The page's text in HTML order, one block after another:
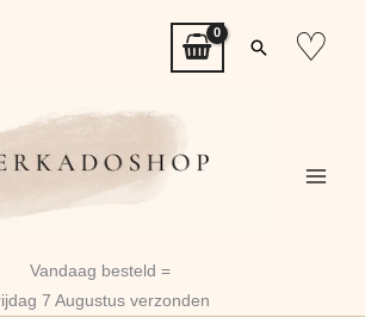
Zoeken
♡
Vandaag besteld =
7 Augustus verzonden